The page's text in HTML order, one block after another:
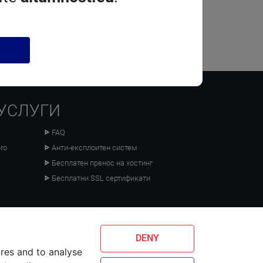
FAQ
Анти-експлоитен систем
Бесплатен пренос на хостинг
Бесплатни SSL сертификати
and to analyse
DENY